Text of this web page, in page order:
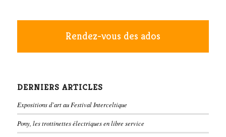
Rendez-vous des ados
DERNIERS ARTICLES
Expositions d’art au Festival Interceltique
Pony, les trottinettes électriques en libre service